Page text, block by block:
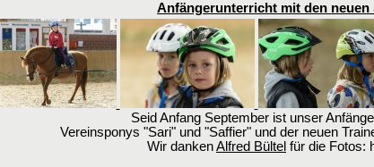
Anfängerunterricht mit den neuen
Seid Anfang September ist unser
Vereinsponys "Sari" und "Saffier" und der neuen
Wir dankenAlfred Bültel für die Fotos: